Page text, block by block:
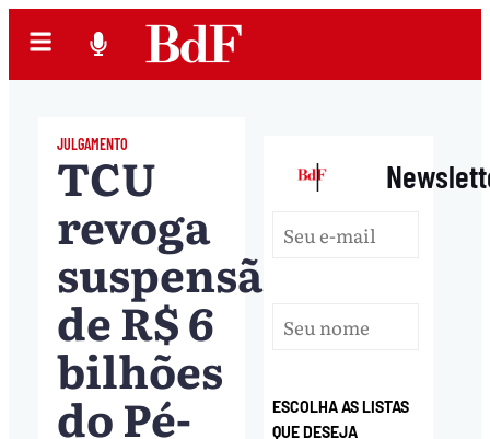
JULGAMENTO
TCU
revoga
suspensão
de R$ 6
bilhões
do Pé-
|
ESCOLHA AS LISTAS
QUE DESEJA